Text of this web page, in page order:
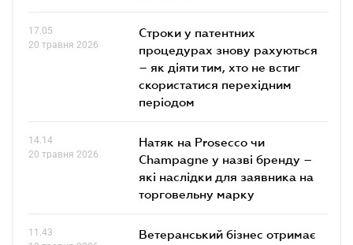
17.05
20 травня 2026
Строки у патентних
процедурах знову рахуються
– як діяти тим, хто не встиг
скористатися перехідним
періодом
14.14
20 травня 2026
Натяк на Prosecco чи
Champagne у назві бренду –
які наслідки для заявника на
торговельну марку
11.43
Ветеранський бізнес отримає